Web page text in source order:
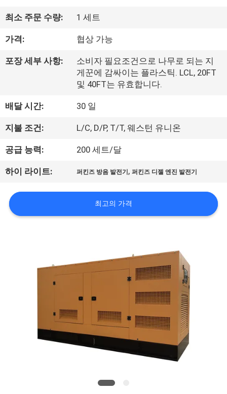
여
장
여
행
품
질
관
최소 주문 수량: 1 세트
가격: 협상 가능
포장 세부 사항:
소비자 필요조건으로 나무로 되는 지
게꾼에 감싸이는 플라스틱. LCL, 20FT
및 40FT는 유효합니다.
배달 시간: 30 일
지불 조건: L/C, D/P, T/T, 웨스턴 유니온
공급 능력: 200 세트/달
하이 라이트: 퍼킨즈 방음 발전기 ,퍼킨즈 디젤 엔진 발전기
최고의 가격